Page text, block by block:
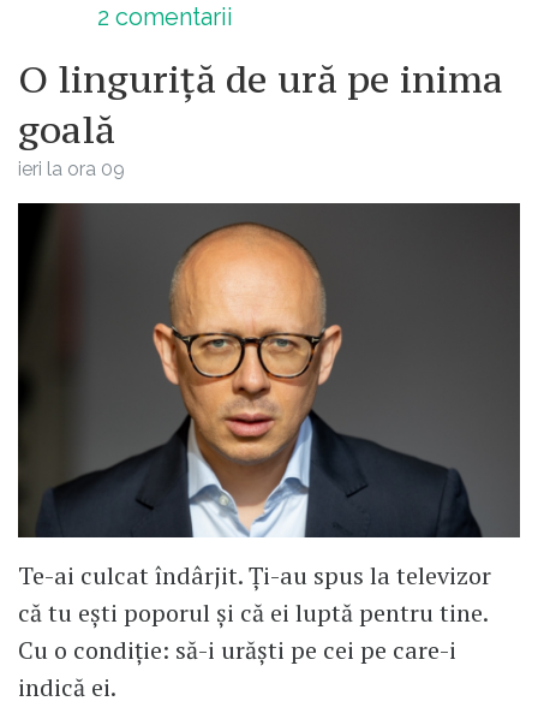
2 comentarii
O linguriță de ură pe inima
goală
ieri la ora 09
Te-ai culcat îndârjit. Ți-au spus la televizor
că tu ești poporul și că ei luptă pentru tine.
Cu o condiție: să-i urăști pe cei pe care-i
indică ei.